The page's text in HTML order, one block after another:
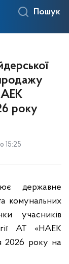
Пошук
року
15:25
державне
комунальних
учасників
АТ «НАЕК
2026 року на